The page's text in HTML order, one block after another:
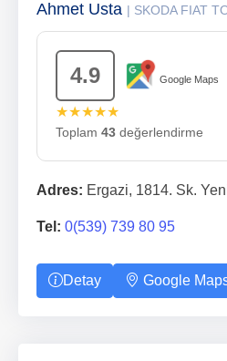
Ahmet Usta | SKODA FIAT
4.9 Google Maps
★★★★★
Toplam 43 değerlendirme
Adres: Ergazi, 1814. Sk.
Tel: 0(539) 739 80 95
Detay Google